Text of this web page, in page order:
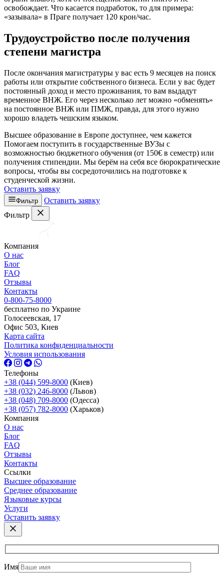
освобождает. Что касается подработок, то для примера:
«зазывала» в Праге получает 120 крон/час.
Трудоустройство после получения
степени магистра
После окончания магистратуры у вас есть 9 месяцев на поиск
работы или открытие собственного бизнеса. Если у вас будет
постоянный доход и место проживания, то вам выдадут
временное ВНЖ. Его через несколько лет можно «обменять»
на постоянное ВНЖ или ПМЖ, правда, для этого нужно
хорошо владеть чешским языком.
Высшее образование в Европе доступнее, чем кажется
Помогаем поступить в государственные ВУЗы с
возможностью бюджетного обучения (от 150€ в семестр) или
получения стипендии. Мы берём на себя все бюрократические
вопросы, чтобы вы сосредоточились на подготовке к
студенческой жизни.
Оставить заявку
Фильтр
Оставить заявку
Фильтр
Компания
О нас
Блог
FAQ
Отзывы
Контакты
0-800-75-8000
бесплатно по Украине
Голосеевская, 17
Офис 503, Киев
Карта сайта
Политика конфиденциальности
Условия использования
Телефоны
+38 (044) 599-8000 (Киев)
+38 (032) 246-8000 (Львов)
+38 (048) 709-8000 (Одесcа)
+38 (057) 782-8000 (Харьков)
Компания
О нас
Блог
FAQ
Отзывы
Контакты
Ссылки
Высшее образование
Среднее образование
Языковые курсы
Услуги
Оставить заявку
Имя